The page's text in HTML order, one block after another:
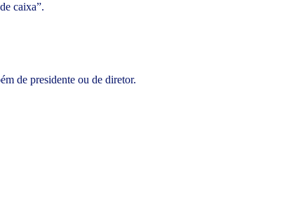
caixa”.
de presidente ou de diretor.